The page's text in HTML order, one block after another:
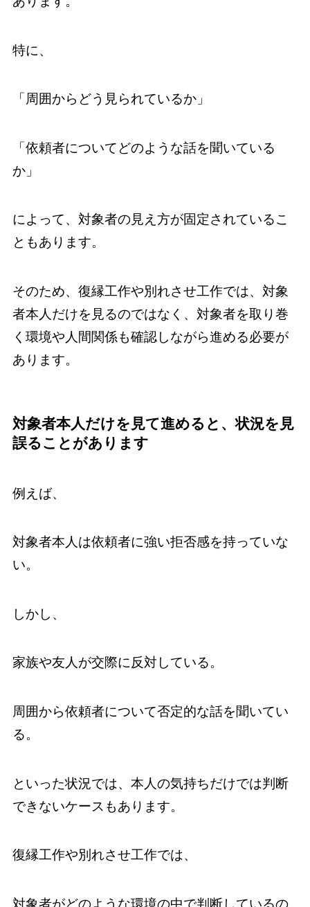
特に、
「周囲からどう見られているか」
「依頼者についてどのような話を聞いている
か」
によって、対象者の見え方が固定されているこ
ともあります。
そのため、復縁工作や別れさせ工作では、対象
者本人だけを見るのではなく、対象者を取り巻
く環境や人間関係も確認しながら進める必要が
あります。
対象者本人だけを見て進めると、状況を見
誤ることがあります
例えば、
対象者本人は依頼者に強い拒否感を持っていな
い。
しかし、
家族や友人が交際に反対している。
周囲から依頼者について否定的な話を聞いてい
る。
といった状況では、本人の気持ちだけでは判断
できないケースもあります。
復縁工作や別れさせ工作では、
対象者がどのような環境の中で判断しているの